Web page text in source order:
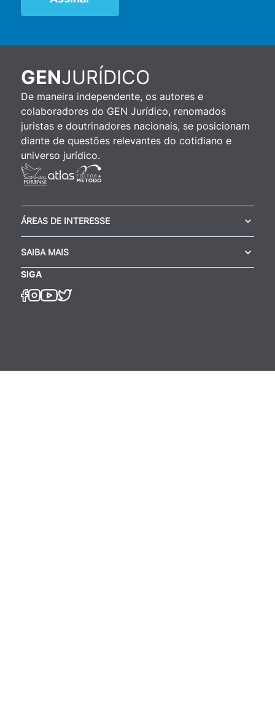
GENJURÍDICO
De maneira independente, os autores e
colaboradores do GEN Jurídico, renomados
juristas e doutrinadores nacionais, se posicionam
diante de questões relevantes do cotidiano e
universo jurídico.
ÁREAS DE INTERESSE
SAIBA MAIS
SIGA